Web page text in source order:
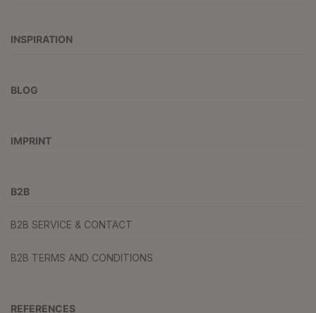
INSPIRATION
BLOG
IMPRINT
B2B
B2B SERVICE & CONTACT
B2B TERMS AND CONDITIONS
REFERENCES